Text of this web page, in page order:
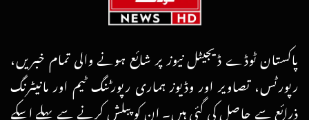
پاکستان ٹوڈے ڈیجیٹل نیوز پر شائع ہونے والی تمام خبریں،
رپورٹس، تصاویر اور وڈیوز ہماری رپورٹنگ ٹیم اور مانیٹرنگ
ذرائع سے حاصل کی گئی ہیں۔ ان کو پبلش کرنے سے پہلے اسکے